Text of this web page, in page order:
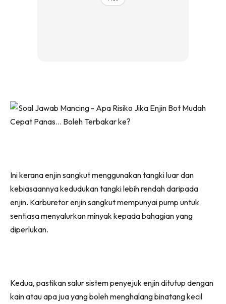
Ini kerana enjin sangkut menggunakan tangki luar dan
kebiasaannya kedudukan tangki lebih rendah daripada
enjin. Karburetor enjin sangkut mempunyai pump untuk
sentiasa menyalurkan minyak kepada bahagian yang
diperlukan.
Kedua, pastikan salur sistem penyejuk enjin ditutup dengan
kain atau apa jua yang boleh menghalang binatang kecil